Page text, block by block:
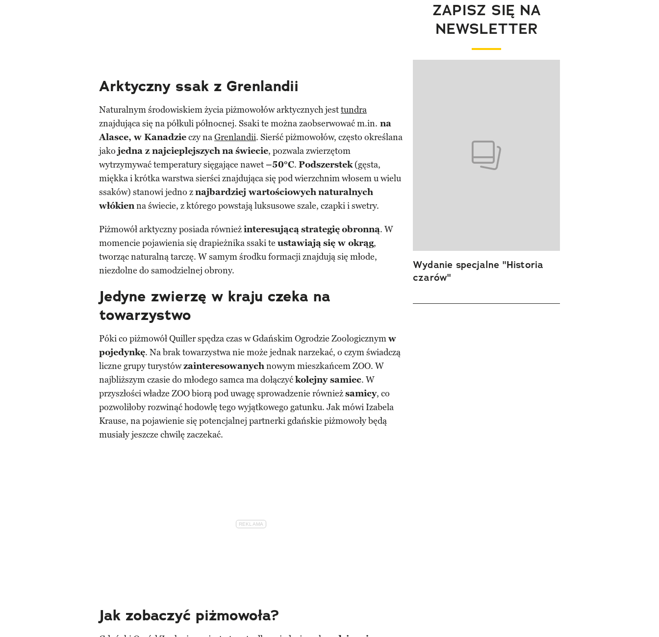
Arktyczny ssak z Grenlandii
Naturalnym środowiskiem życia piżmowołów arktycznych jesttundra
znajdująca się na półkuli północnej. Ssaki te można zaobserwować m.in. na
Alasce, w Kanadzieczy naGrenlandii. Sierść piżmowołów, często określana
jako jedna z najcieplejszychnaświecie, pozwala zwierzętom
wytrzymywać temperatury sięgające nawet –50°C. Podszerstek(gęsta,
miękka i krótka warstwa sierści znajdująca się pod wierzchnim włosem u wielu
ssaków) stanowi jedno znajbardziej wartościowychnaturalnych
włókienna świecie, z którego powstają luksusowe szale, czapki i swetry.
Piżmowół arktyczny posiada równieżinteresującąstrategięobronną. W
momencie pojawienia się drapieżnika ssaki te ustawiająsię w okrąg,
tworząc naturalną tarczę. W samym środku formacji znajdują się młode,
niezdolne do samodzielnej obrony.
Jedyne zwierzę w kraju czeka na
towarzystwo
Póki co piżmowół Quiller spędza czas w Gdańskim Ogrodzie Zoologicznymw
pojedynkę. Na brak towarzystwa nie może jednak narzekać, o czym świadczą
liczne grupy turystówzainteresowanychnowym mieszkańcem ZOO. W
najbliższym czasie do młodego samca ma dołączyćkolejny samiec. W
przyszłości władze ZOO biorą pod uwagę sprowadzenie równieżsamicy, co
pozwoliłoby rozwinąć hodowlę tego wyjątkowego gatunku. Jak mówi Izabela
Krause, na pojawienie się potencjalnej partnerki gdańskie piżmowoły będą
musiały jeszcze chwilę zaczekać.
Jak zobaczyć piżmowoła?
ZAPISZ SIĘ NA
NEWSLETTER
Wydanie specjalne "Historia
czarów"